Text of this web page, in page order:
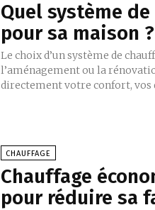
Quel système
pour sa maison ?
Le choix d’un système de
l’aménagement ou la
directement votre confort, vos
CHAUFFAGE
Chauffage
pour réduire sa